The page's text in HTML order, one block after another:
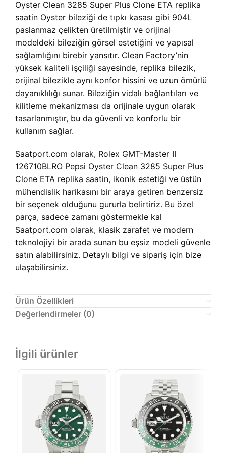
Oyster Clean 3285 Super Plus Clone ETA replika
saatin Oyster bileziği de tıpkı kasası gibi 904L
paslanmaz çelikten üretilmiştir ve orijinal
modeldeki bileziğin görsel estetiğini ve yapısal
sağlamlığını birebir yansıtır. Clean Factory’nin
yüksek kaliteli işçiliği sayesinde, replika bilezik,
orijinal bilezikle aynı konfor hissini ve uzun ömürlü
dayanıklılığı sunar. Bileziğin vidalı bağlantıları ve
kilitleme mekanizması da orijinale uygun olarak
tasarlanmıştır, bu da güvenli ve konforlu bir
kullanım sağlar.
Saatport.com olarak, Rolex GMT-Master II
126710BLRO Pepsi Oyster Clean 3285 Super Plus
Clone ETA replika saatin, ikonik estetiği ve üstün
mühendislik harikasını bir araya getiren benzersiz
bir seçenek olduğunu gururla belirtiriz. Bu özel
parça, sadece zamanı göstermekle kal
Saatport.com olarak, klasik zarafet ve modern
teknolojiyi bir arada sunan bu eşsiz modeli güvenle
satın alabilirsiniz. Detaylı bilgi ve sipariş için bize
ulaşabilirsiniz.
Ürün Özellikleri
Değerlendirmeler (0)
İlgili ürünler